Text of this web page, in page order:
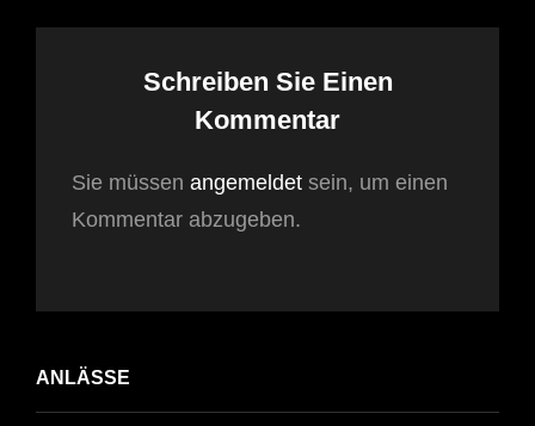
Schreiben Sie Einen
Kommentar
Sie müssen angemeldet sein, um einen
Kommentar abzugeben.
ANLÄSSE